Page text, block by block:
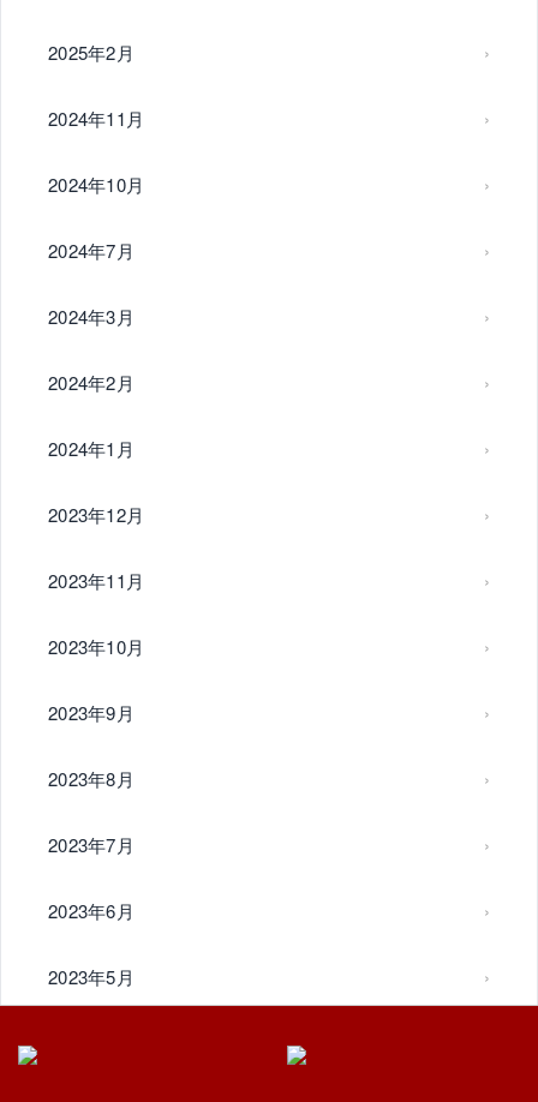
2025年2月
2024年11月
2024年10月
2024年7月
2024年3月
2024年2月
2024年1月
2023年12月
2023年11月
2023年10月
2023年9月
2023年8月
2023年7月
2023年6月
2023年5月